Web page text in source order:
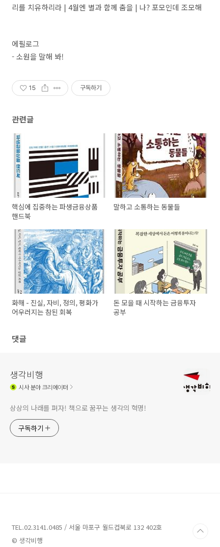
리를 치유하리라 | 4월엔 별과 함께 춤을 | 나? 포모인데 조모해
에필로그
- 소원을 말해 봐!
15 구독하기
관련글
핵심에 집중하는 파생금융상품
핸드북
말하고 소통하는 동물들
화해 - 진실, 자비, 정의, 평화가
어우러지는 참된 회복
돈 모을 때 시작하는 금융투자
공부
댓글
생각비행
시사분야 크리에이터
상상의 나래를 펴자! 책으로 꿈꾸는 생각의 혁명!
구독하기
TEL.02.3141.0485 / 서울 마포구 월드컵북로 132 402호
© 생각비행